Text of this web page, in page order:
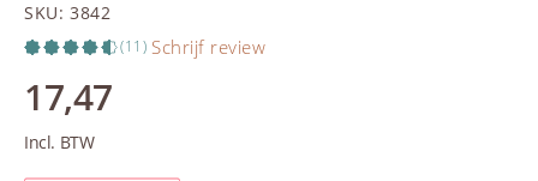
SKU: 3842
(11) Schrijf review
17,47
Incl. BTW